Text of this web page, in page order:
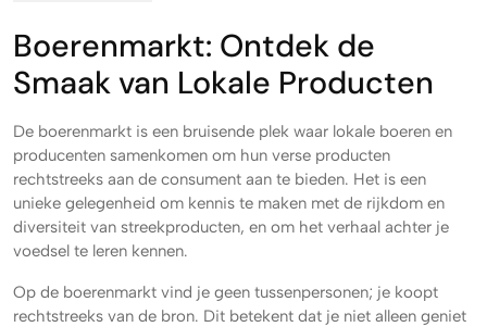
Boerenmarkt: Ontdek de
Smaak van Lokale Producten
De boerenmarkt is een bruisende plek waar lokale boeren en
producenten samenkomen om hun verse producten
rechtstreeks aan de consument aan te bieden. Het is een
unieke gelegenheid om kennis te maken met de rijkdom en
diversiteit van streekproducten, en om het verhaal achter je
voedsel te leren kennen.
Op de boerenmarkt vind je geen tussenpersonen; je koopt
rechtstreeks van de bron. Dit betekent dat je niet alleen geniet